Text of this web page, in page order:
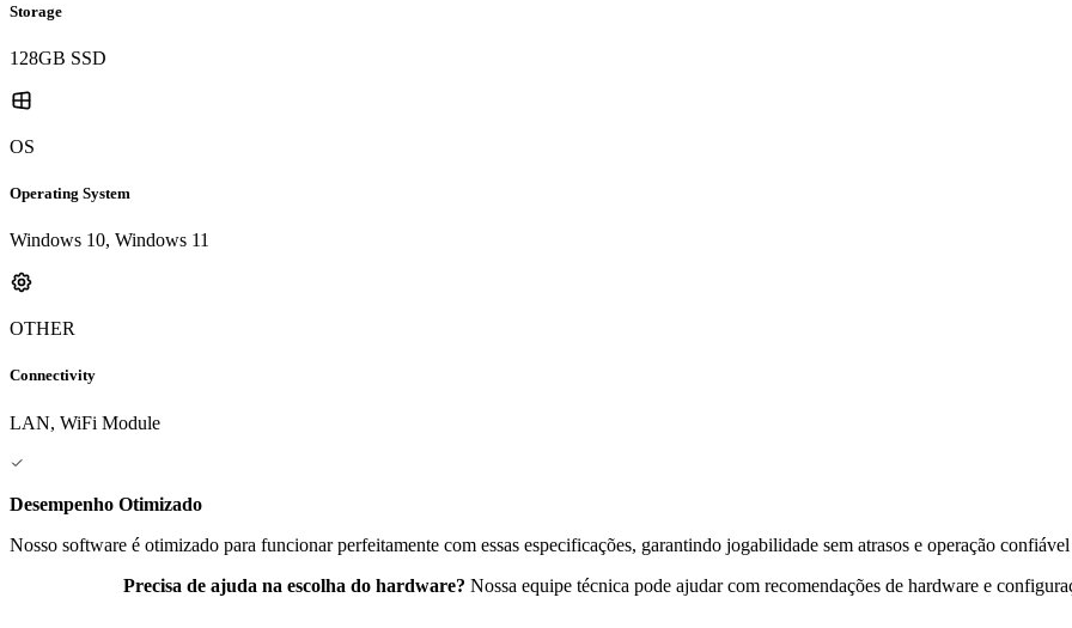
Storage
128GB SSD
OS
Operating System
Windows 10, Windows 11
OTHER
Connectivity
LAN, WiFi Module
Desempenho Otimizado
Nosso software é otimizado para funcionar perfeitamente com essas especificações, garantindo jogabilidade sem atrasos e operação
Precisa de ajuda na escolha do hardware? Nossa equipe técnica pode ajudar com recomendações de hardware e